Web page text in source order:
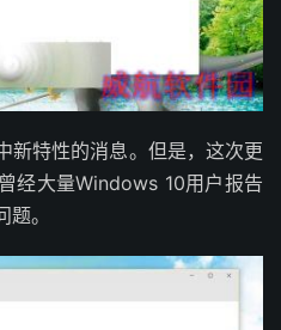
新特性的消息。但是，这次更
经大量Windows 10用户报告
。